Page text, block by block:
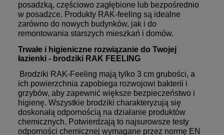
posadzką, częściowo zagłębione lub bezpośrednio
w posadzce. Produkty RAK-feeling są idealne
zarówno do nowych budynków, jak i do
remontowania starszych mieszkań i domów.
Trwałe i higieniczne rozwiązanie do Twojej
łazienki - brodziki RAK FEELING
Brodziki RAK-Feeling mają tylko 3 cm grubości, a
ich powierzchnia zapobiega rozwojowi bakterii i
grzybów, aby zapewnić większe bezpieczeństwo i
higienę. Wszystkie brodziki charakteryzują się
doskonałą odpornością na działanie produktów
chemicznych. Potwierdzają to najsurowsze testy
odporności chemicznej wymagane przez normę EN